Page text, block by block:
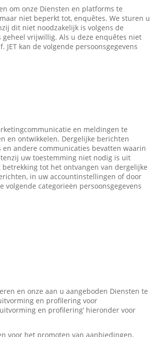
om onze Diensten en platforms te
niet beperkt tot, enquêtes. We sturen u
dit niet noodzakelijk is volgens de
vrijwillig. Als u deze enquêtes niet
kan de volgende persoonsgegevens
en meldingen te
en ontwikkelen. Dergelijke berichten
andere communicaties bevatten waarin
uw toestemming niet nodig is uit
tot het ontvangen van dergelijke
in uw accountinstellingen of door
categorieën persoonsgegevens
en onze aan u aangeboden Diensten te
en profilering voor
en profilering’ hieronder voor
voor het promoten van aanbiedingen,